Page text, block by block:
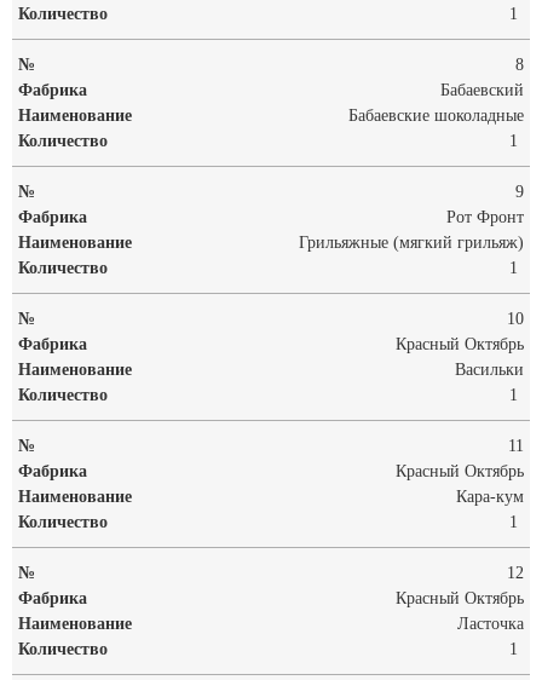
1
8
Бабаевский
Бабаевские шоколадные
1
9
Рот Фронт
Грильяжные (мягкий грильяж)
1
10
Красный Октябрь
Васильки
1
11
Красный Октябрь
Кара-кум
1
12
Красный Октябрь
Ласточка
1